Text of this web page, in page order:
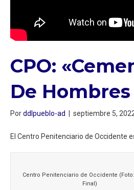
CPO:
De
Porddlpueblo-ad septiembre 5,
El Centro Penitenciario de Occidente
Centro Penitenciario de Occidente
Final)